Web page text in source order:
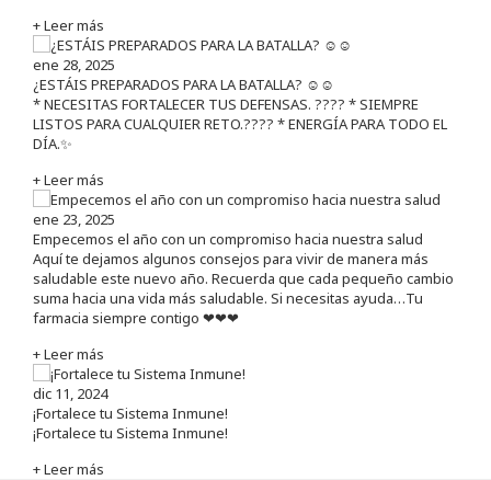
+ Leer más
ene 28, 2025
¿ESTÁIS PREPARADOS PARA LA BATALLA? ☺️☺️
* NECESITAS FORTALECER TUS DEFENSAS. ????️ * SIEMPRE
LISTOS PARA CUALQUIER RETO.???? * ENERGÍA PARA TODO EL
DÍA.✨
+ Leer más
ene 23, 2025
Empecemos el año con un compromiso hacia nuestra salud
Aquí te dejamos algunos consejos para vivir de manera más
saludable este nuevo año. Recuerda que cada pequeño cambio
suma hacia una vida más saludable. Si necesitas ayuda…Tu
farmacia siempre contigo ❤❤❤
+ Leer más
dic 11, 2024
¡Fortalece tu Sistema Inmune!
¡Fortalece tu Sistema Inmune!
+ Leer más